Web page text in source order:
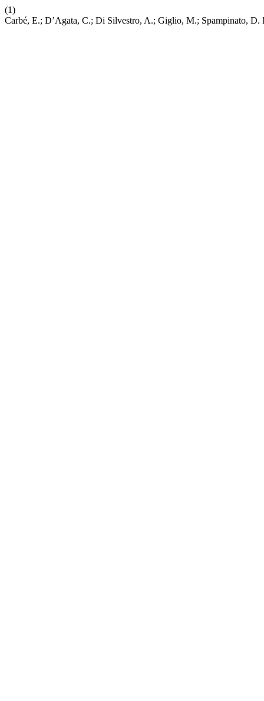
(1)
Carbé, E.; D’Agata, C.; Di Silvestro, A.; Giglio, M.; Spampinato,